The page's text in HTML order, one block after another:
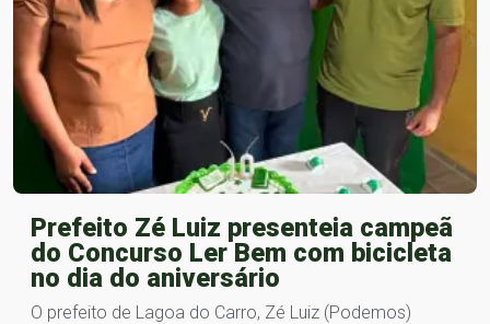
Prefeito Zé Luiz presenteia campeã
do Concurso Ler Bem com bicicleta
no dia do aniversário
O prefeito de Lagoa do Carro, Zé Luiz (Podemos)